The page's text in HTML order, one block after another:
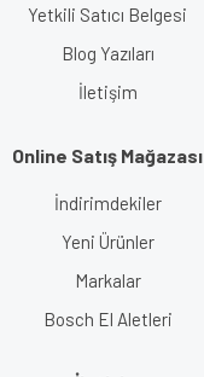
Yetkili Satıcı Belgesi
Blog Yazıları
İletişim
Online Satış Mağazası
İndirimdekiler
Yeni Ürünler
Markalar
Bosch El Aletleri